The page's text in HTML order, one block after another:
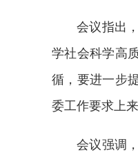
会议指出
学社会科学高
循，要进一步
委工作要求上
会议强调